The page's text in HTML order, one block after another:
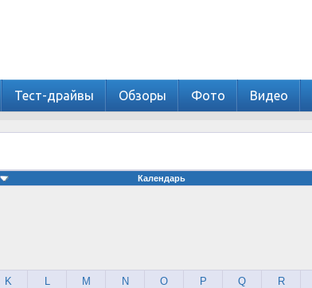
Тест-драйвы Обзоры Фото Видео
Календарь
K L M N O P Q R